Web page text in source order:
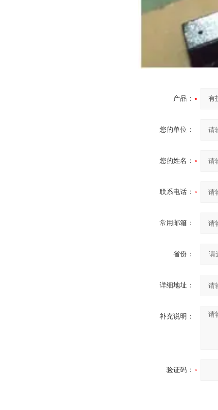
产品：
您的单位：
您的姓名：
联系电话：
常用邮箱：
省份：
详细地址：
补充说明：
验证码：